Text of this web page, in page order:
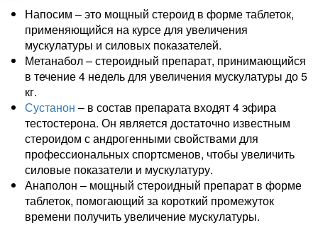
Напосим – это мощный стероид в форме таблеток,
применяющийся на курсе для увеличения
мускулатуры и силовых показателей.
Метанабол – стероидный препарат, принимающийся
в течение 4 недель для увеличения мускулатуры до 5
кг.
Сустанон – в состав препарата входят 4 эфира
тестостерона. Он является достаточно известным
стероидом с андрогенными свойствами для
профессиональных спортсменов, чтобы увеличить
силовые показатели и мускулатуру.
Анаполон – мощный стероидный препарат в форме
таблеток, помогающий за короткий промежуток
времени получить увеличение мускулатуры.